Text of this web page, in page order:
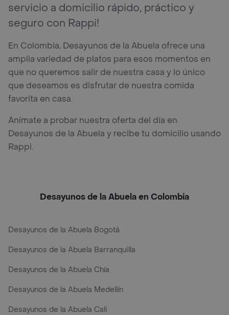
servicio a domicilio rápido, práctico y
seguro con Rappi!
En Colombia, Desayunos de la Abuela ofrece una
amplia variedad de platos para esos momentos en
que no queremos salir de nuestra casa y lo único
que deseamos es disfrutar de nuestra comida
favorita en casa.
Anímate a probar nuestra oferta del día en
Desayunos de la Abuela y recibe tu domicilio usando
Rappi.
Desayunos de la Abuela en Colombia
Desayunos de la Abuela Bogotá
Desayunos de la Abuela Barranquilla
Desayunos de la Abuela Chía
Desayunos de la Abuela Medellín
Desayunos de la Abuela Cali